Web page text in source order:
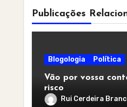
Publicações
Blogologia Política
Vão por vossa
risco
Rui Cerdeira